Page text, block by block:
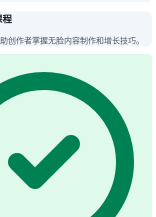
程
创作者掌握无脸内容制作和增长技巧。